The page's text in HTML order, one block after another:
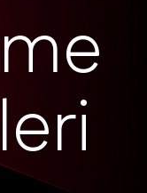
me
leri